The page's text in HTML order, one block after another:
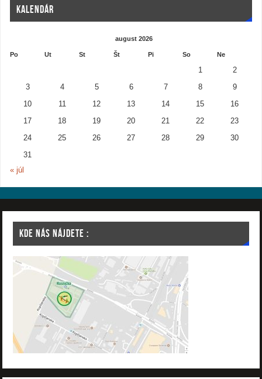
KALENDÁR
august 2026
Po Ut St Št Pi So Ne
1 2
3 4 5 6 7 8 9
10 11 12 13 14 15 16
17 18 19 20 21 22 23
24 25 26 27 28 29 30
31
« júl
KDE NÁS NÁJDETE :